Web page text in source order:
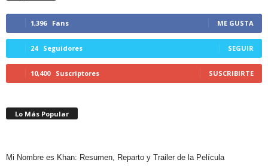
1,396 Fans ME GUSTA
24 Seguidores SEGUIR
10,400 Suscriptores SUSCRIBIRTE
Lo Más Popular
Mi Nombre es Khan: Resumen, Reparto y Trailer de la Película